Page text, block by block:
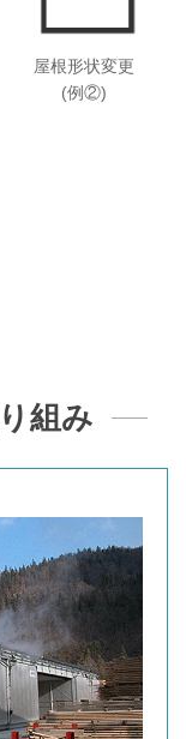
屋根形状変更
(例②)
組み